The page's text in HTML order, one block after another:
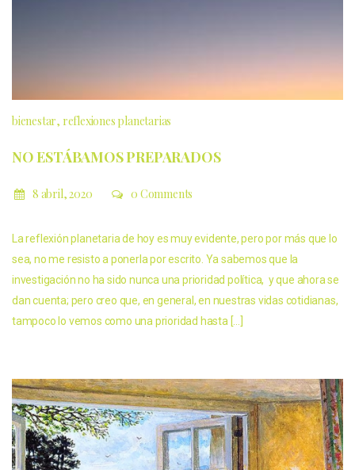
bienestar reflexiones planetarias
NO ESTÁBAMOS PREPARADOS
8 abril, 2020 0 Comments
La reflexión planetaria de hoy es muy evidente, pero por más que lo
sea, no me resisto a ponerla por escrito. Ya sabemos que la
investigación no ha sido nunca una prioridad política, y que ahora se
dan cuenta; pero creo que, en general, en nuestras vidas cotidianas,
tampoco lo vemos como una prioridad hasta […]